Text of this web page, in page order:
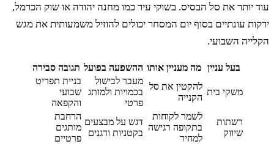
יותר את סל הבסיס. בשוקי עיר כמו מחנה יהודה או שוק הכרמל,
עונתיים בסוף יום המסחר יכולים להוזיל משמעותית את מגש
השבועי.
בעל עניין מה מעניין אותו ההשפעה בפועל תגובה סבירה
משקי בית
להקטין את סל
הקנייה
מעבר לבישול
בכמויות ולמותג
בניית תפריט
שבועי
והקפאה
רשתות
שיווק
לשמר לקוחות
בתקופה רגישה
למחיר
דגש על מבצעים
בקטניות ודגנים
הרחבת
מותגים
פרטיים